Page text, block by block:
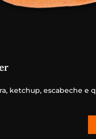
ketchup, escabeche e